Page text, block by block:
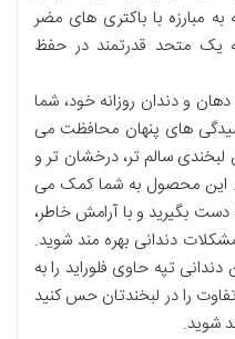
مبارزه با باکتری های مضر
یک متحد قدرتمند در حفظ
و دندان روزانه خود، شما
های پنهان محافظت می
لبخندی سالم تر، درخشان تر و
این محصول به شما کمک می
بگیرید و با آرامش خاطر،
دندانی بهره مند شوید.
تپه حاوی فلوراید را به
را در لبخندتان حس کنید
شوید.